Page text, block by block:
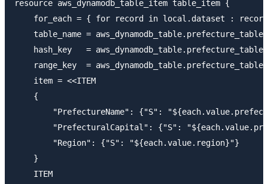
resource aws_dynamodb_table_item table_item {
for_each = { for record in local.dataset :
table_name =
hash_key   =
range_key  =
    item = <<ITEM
    {
"PrefectureName": {"S":
"PrefecturalCapital": {"S":
        "Region": {"S": "${each.value.region}"}
    }
    ITEM